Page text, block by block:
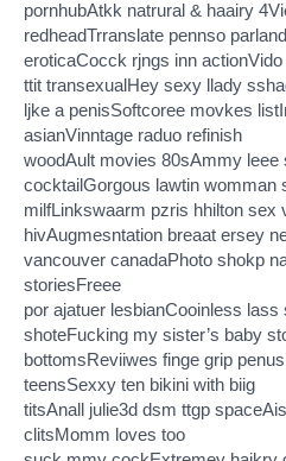
pornhubAtkk natrural & haairy
redheadTrranslate pennso
eroticaCocck rjngs inn
ttit transexualHey sexy llady
ljke a penisSoftcoree movkes
asianVinntage raduo refinish
woodAult movies 80sAmmy leee
cocktailGorgous lawtin
milfLinkswaarm pzris hhilton sex
hivAugmesntation breaat ersey
vancouver canadaPhoto shokp
storiesFreee
por ajatuer lesbianCooinless
shoteFucking my sister’s baby
bottomsReviiwes finge grip
teensSexxy ten bikini with biig
titsAnall julie3d dsm ttgp
clitsMomm loves too